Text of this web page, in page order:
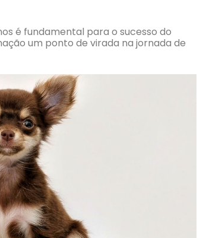
é fundamental para o sucesso do
um ponto de virada na jornada de